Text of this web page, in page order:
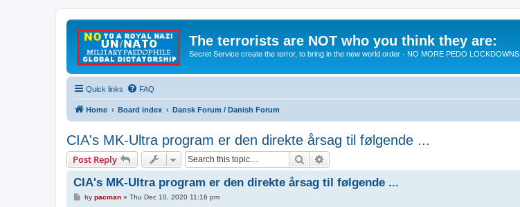
The terrorists are NOT who you think they are:
Secret Service create the terror, to bring in the new world order - NO MORE PEDO LOCKDOWNS
Quick links FAQ
Home Board index Dansk Forum / Danish Forum
CIA's MK-Ultra program er den direkte årsag til følgende ...
Post Reply Search
CIA's MK-Ultra program er den direkte årsag til følgende ...
Pby pacman» Thu Dec 10, 2020 11:16 pm